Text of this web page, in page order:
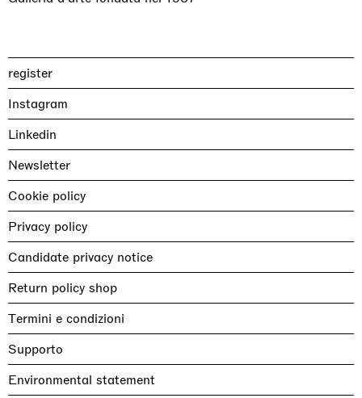
register
Instagram
Linkedin
Newsletter
Cookie policy
Privacy policy
Candidate privacy notice
Return policy shop
Termini e condizioni
Supporto
Environmental statement